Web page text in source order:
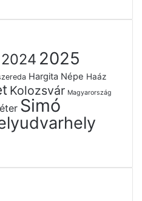
2024 2025
Hargita Népe Haáz
Kolozsvár Magyarország
Simó